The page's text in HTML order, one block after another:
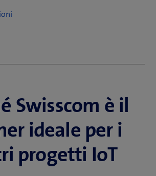
settore,
delle soluzioni IoT di qualsiasi
business. Con i nostri IoT
vi offriamo tutto ciò che vi
la vostra applicazione IoT dalla A
Swisscom è il
ideale per i
progetti IoT